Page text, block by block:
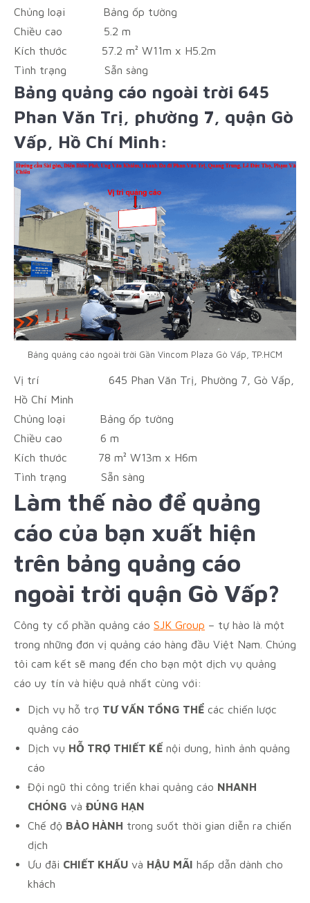
Chủng loại Bảng ốp tường
Chiều cao 5.2 m
Kích thước 57.2 m² W11m x H5.2m
Tình trạng Sẵn sàng
Bảng quảng cáo ngoài trời 645
Phan Văn Trị, phường 7, quận Gò
Vấp, Hồ Chí Minh:
Bảng quảng cáo ngoài trời Gần Vincom Plaza Gò Vấp, TP.HCM
Vị trí 645 Phan Văn Trị, Phường 7, Gò Vấp,
Hồ Chí Minh
Chủng loại Bảng ốp tường
Chiều cao 6 m
Kích thước 78 m² W13m x H6m
Tình trạng Sẵn sàng
Làm thế nào để quảng
cáo của bạn xuất hiện
trên bảng quảng cáo
ngoài trời quận Gò Vấp?
Công ty cổ phần quảng cáo SJK Group – tự hào là một
trong những đơn vị quảng cáo hàng đầu Việt Nam. Chúng
tôi cam kết sẽ mang đến cho bạn một dịch vụ quảng
cáo uy tín và hiệu quả nhất cùng với:
Dịch vụ hỗ trợ TƯ VẤN TỔNG THỂ các chiến lược
quảng cáo
Dịch vụ HỖ TRỢ THIẾT KẾ nội dung, hình ảnh quảng
cáo
Đội ngũ thi công triển khai quảng cáo NHANH
CHÓNG và ĐÚNG HẠN
Chế độ BẢO HÀNH trong suốt thời gian diễn ra chiến
dịch
Ưu đãi CHIẾT KHẤU và HẬU MÃI hấp dẫn dành cho
khách